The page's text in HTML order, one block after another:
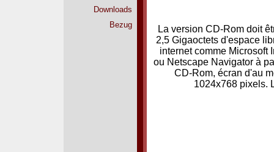
La version CD-Rom doit
2,5 Gigaoctets d'espace
internet comme Microsoft
ou Netscape Navigator à
CD-Rom, écran d'au
1024x768 pixels.
Downloads
Bezug